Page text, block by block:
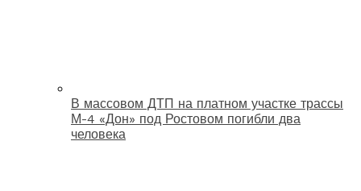
В массовом ДТП на платном участке трассы
М-4 «Дон» под Ростовом погибли два
человека